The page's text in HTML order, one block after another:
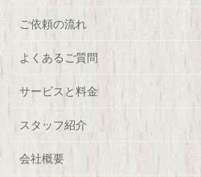
ご依頼の流れ
よくあるご質問
サービスと料金
スタッフ紹介
会社概要